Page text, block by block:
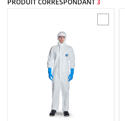
PRODUIT CORRESPONDANT 3